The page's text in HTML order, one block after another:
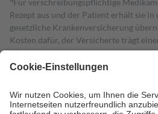
Für verschreibungspflichtige
Rezept aus und der Patient erhält sie
gesetzliche Krankenversicherung
Kosten dafür, der Versicherte trägt
mit.
Grundsätzlich leisten Mitglieder
höchstens zehn Euro.
Es sind jedoch
Kosten der Leistung zu entrichten.